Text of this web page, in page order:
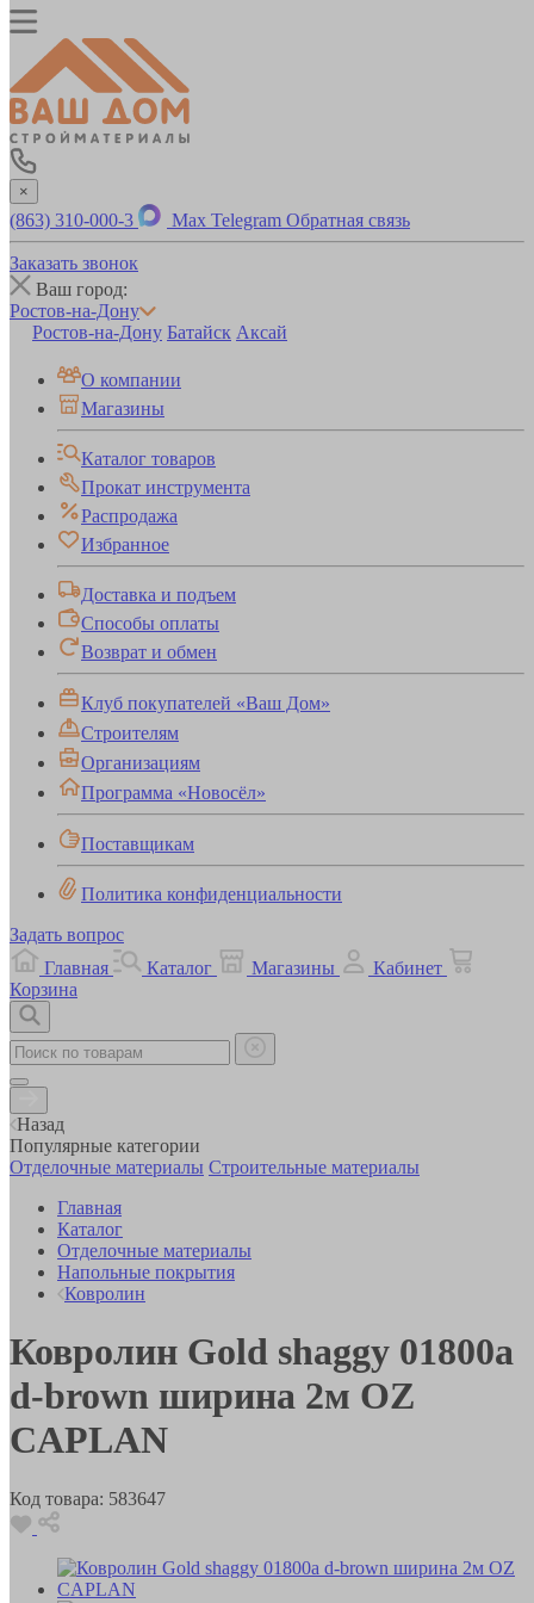
×
(863) 310-000-3 Max Telegram Обратная связь
Заказать звонок
Ваш город:
Ростов-на-Дону
Ростов-на-Дону Батайск Аксай
О компании
Магазины
Каталог товаров
Прокат инструмента
Распродажа
Избранное
Доставка и подъем
Способы оплаты
Возврат и обмен
Клуб покупателей «Ваш Дом»
Строителям
Организациям
Программа «Новосёл»
Поставщикам
Политика конфиденциальности
Задать вопрос
Главная
Каталог Магазины
Кабинет
Корзина
Назад
Популярные категории
Отделочные материалы Строительные материалы
Главная
Каталог
Отделочные материалы
Напольные покрытия
Ковролин
Ковролин Gold shaggy 01800а
d-brown ширина 2м OZ
CAPLAN
Код товара: 583647